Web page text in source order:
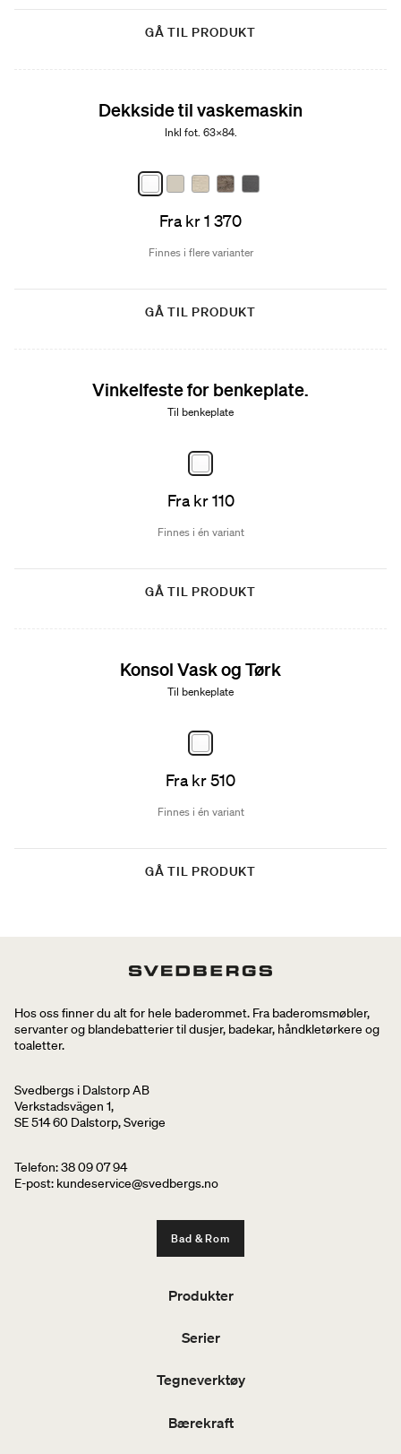
GÅ TIL PRODUKT
Dekkside til vaskemaskin
Inkl fot. 63x84.
Fra kr 1 370
Finnes i flere varianter
GÅ TIL PRODUKT
Vinkelfeste for benkeplate.
Til benkeplate
Fra kr 110
Finnes i én variant
GÅ TIL PRODUKT
Konsol Vask og Tørk
Til benkeplate
Fra kr 510
Finnes i én variant
GÅ TIL PRODUKT
Hos oss finner du alt for hele baderommet. Fra baderomsmøbler,
servanter og blandebatterier til dusjer, badekar, håndkletørkere og
toaletter.
Svedbergs i Dalstorp AB
Verkstadsvägen 1,
SE 514 60 Dalstorp, Sverige
Telefon: 38 09 07 94
E-post: kundeservice@svedbergs.no
Bad & Rom
Produkter
Serier
Tegneverktøy
Bærekraft